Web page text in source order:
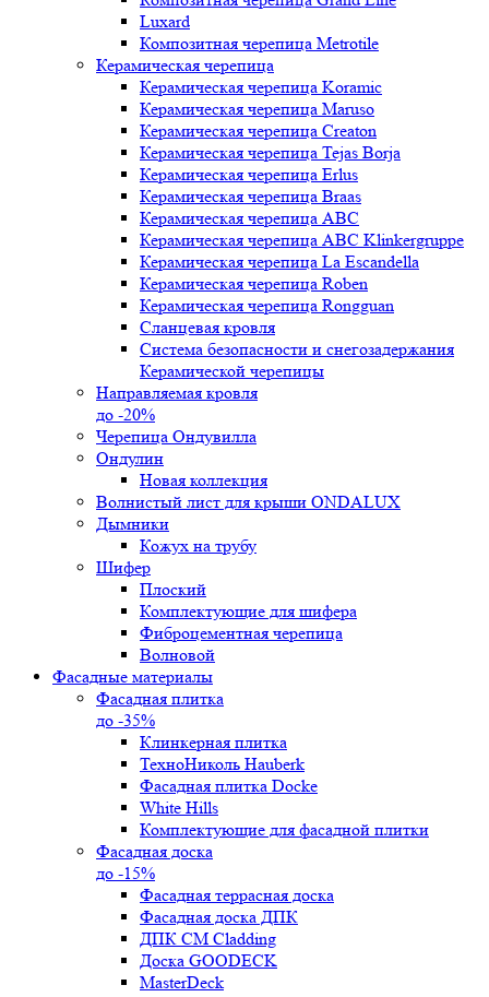
Luxard
Композитная черепица Metrotile
Керамическая черепица
Керамическая черепица Koramic
Керамическая черепица Maruso
Керамическая черепица Creaton
Керамическая черепица Tejas Borja
Керамическая черепица Erlus
Керамическая черепица Braas
Керамическая черепица ABC
Керамическая черепица ABC Klinkergruppe
Керамическая черепица La Escandella
Керамическая черепица Roben
Керамическая черепица Rongguan
Сланцевая кровля
Система безопасности и снегозадержания
Керамической черепицы
Направляемая кровля
до -20%
Черепица Ондувилла
Ондулин
Новая коллекция
Волнистый лист для крыши ONDALUX
Дымники
Кожух на трубу
Шифер
Плоский
Комплектующие для шифера
Фиброцементная черепица
Волновой
Фасадные материалы
Фасадная плитка
до -35%
Клинкерная плитка
ТехноНиколь Hauberk
Фасадная плитка Docke
White Hills
Комплектующие для фасадной плитки
Фасадная доска
до -15%
Фасадная террасная доска
Фасадная доска ДПК
ДПК CM Cladding
Доска GOODECK
MasterDeck